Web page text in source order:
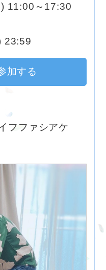
11:00～17:30
23:59
加する
フファシアケ